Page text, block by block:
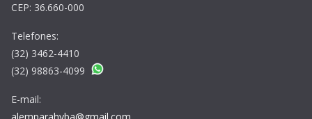
CEP: 36.660-000
Telefones:
(32) 3462-4410
(32) 98863-4099
E-mail: